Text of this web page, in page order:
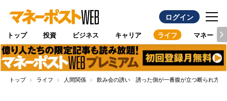
ログイン
トップ 投資 ビジネス キャリア ライフ マネー
トップ ライフ 人間関係 飲み会の誘い 誘った側が一番腹が立つ断られ方と